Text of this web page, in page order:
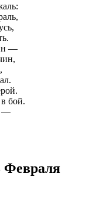
—
бой.
—
Февраля